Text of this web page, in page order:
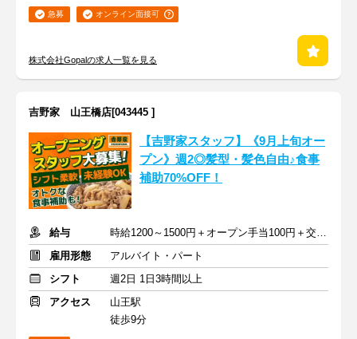
急募 オンライン面接可
株式会社Gopalの求人一覧を見る
吉野家 山王橋店[043445 ]
【吉野家スタッフ】《9月上旬オー
プン》週2◎髪型・髪色自由♪食事
補助70%OFF！
給与
時給1200～1500円＋オープン手当100円＋交通費(片道500円まで)
雇用形態
アルバイト・パート
シフト
週2日 1日3時間以上
アクセス
山王駅
徒歩9分